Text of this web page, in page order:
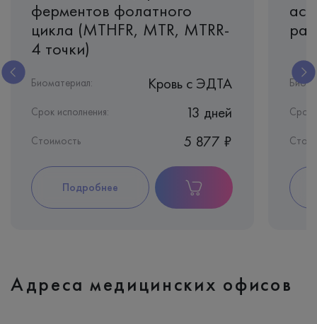
ферментов фолатного
цикла (MTHFR, MTR, MTRR-
4 точки)
Биоматериал: Кровь c ЭДТА
Срок исполнения: 13 дней
Стоимость 5 877 ₽
Подробнее
Срок
Адреса медицинских офисов